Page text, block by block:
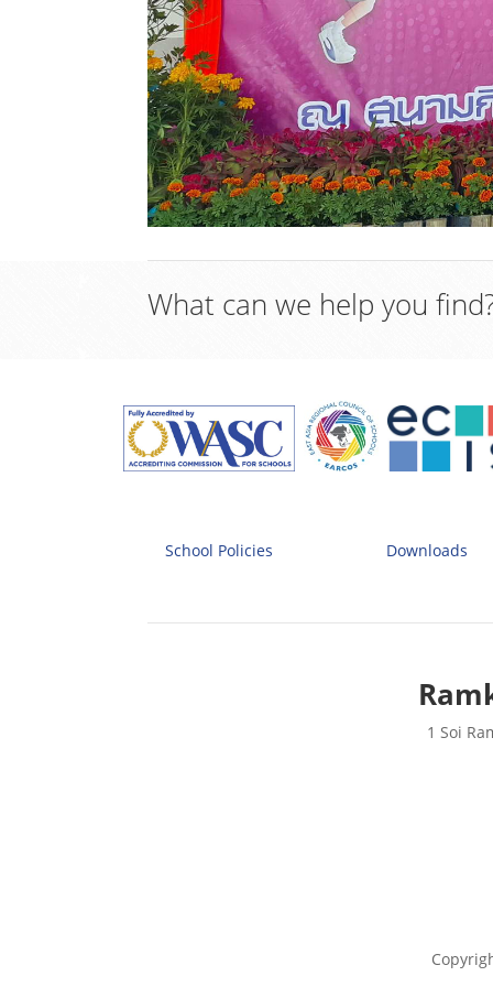
What can we help you
School Policies Downloads
1 Soi